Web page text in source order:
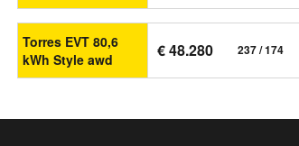
Torres EVT 80,6
kWh Style awd
€ 48.280 237 / 174